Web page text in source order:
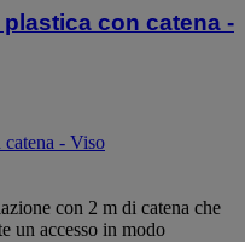
con catena -
catena - Viso
con 2 m di catena che
un accesso in modo